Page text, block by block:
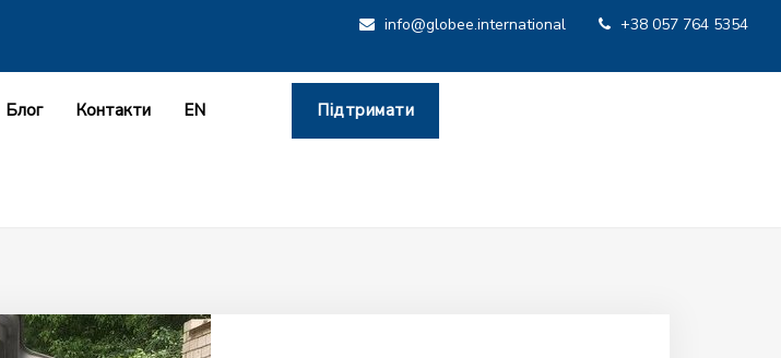
+38 057 764 5354
info@globee.international
Блог Контакти EN Підтримати